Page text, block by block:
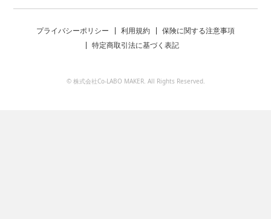
プライバシーポリシー 利用規約
保険に関する注意事項
特定商取引法に基づく表記
© 株式会社Co-LABO MAKER. All Rights Reserved.